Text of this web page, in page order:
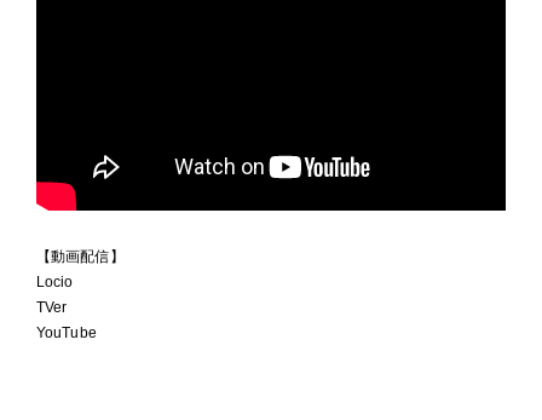
【動画配信】
Locio
TVer
YouTube